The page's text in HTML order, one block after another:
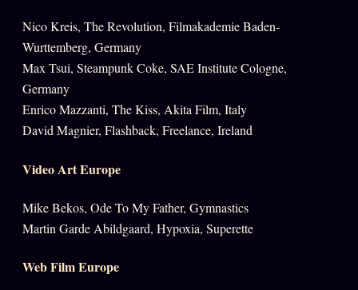
Nico Kreis, The Revolution, Filmakademie Baden-
Wurttemberg, Germany
Max Tsui, Steampunk Coke, SAE Institute Cologne,
Germany
Enrico Mazzanti, The Kiss, Akita Film, Italy
David Magnier, Flashback, Freelance, Ireland
Video Art Europe
Mike Bekos, Ode To My Father, Gymnastics
Martin Garde Abildgaard, Hypoxia, Superette
Web Film Europe